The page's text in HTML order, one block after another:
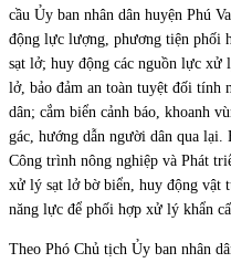
cầu Ủy ban nhân dân huyện Phú
động lực lượng, phương tiện phối
sạt lở; huy động các nguồn lực xử
lở, bảo đảm an toàn tuyệt đối tính
dân; cắm biển cảnh báo, khoanh
gác, hướng dẫn người dân qua
Công trình nông nghiệp và Phát
xử lý sạt lở bờ biển, huy động vật
năng lực để phối hợp xử lý khẩn
Theo Phó Chủ tịch Ủy ban nhân